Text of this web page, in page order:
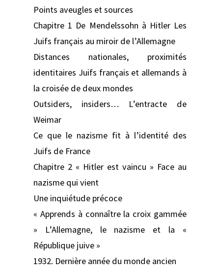
Points aveugles et sources
Chapitre 1 De Mendelssohn à Hitler Les
Juifs français au miroir de l’Allemagne
Distances nationales, proximités
identitaires Juifs français et allemands à
la croisée de deux mondes
Outsiders, insiders… L’entracte de
Weimar
Ce que le nazisme fit à l’identité des
Juifs de France
Chapitre 2 « Hitler est vaincu » Face au
nazisme qui vient
Une inquiétude précoce
« Apprends à connaître la croix gammée
» L’Allemagne, le nazisme et la «
République juive »
1932. Dernière année du monde ancien